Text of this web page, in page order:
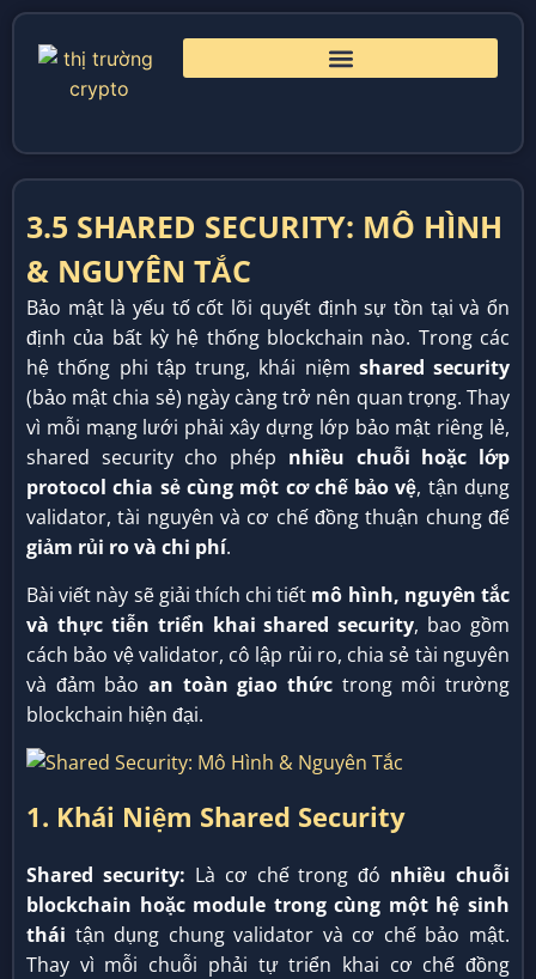
3.5 SHARED SECURITY: MÔ HÌNH
& NGUYÊN TẮC
Bảo mật là yếu tố cốt lõi quyết định sự tồn tại và ổn
định của bất kỳ hệ thống blockchain nào. Trong các
hệ thống phi tập trung, khái niệm shared security
(bảo mật chia sẻ) ngày càng trở nên quan trọng. Thay
vì mỗi mạng lưới phải xây dựng lớp bảo mật riêng lẻ,
shared security cho phép nhiều chuỗi hoặc lớp
protocol chia sẻ cùng một cơ chế bảo vệ, tận dụng
validator, tài nguyên và cơ chế đồng thuận chung để
giảm rủi ro và chi phí.
Bài viết này sẽ giải thích chi tiết mô hình, nguyên tắc
và thực tiễn triển khai shared security, bao gồm
cách bảo vệ validator, cô lập rủi ro, chia sẻ tài nguyên
và đảm bảo an toàn giao thức trong môi trường
blockchain hiện đại.
1. Khái Niệm Shared Security
Shared security: Là cơ chế trong đó nhiều chuỗi
blockchain hoặc module trong cùng một hệ sinh
thái tận dụng chung validator và cơ chế bảo mật.
Thay vì mỗi chuỗi phải tự triển khai cơ chế đồng